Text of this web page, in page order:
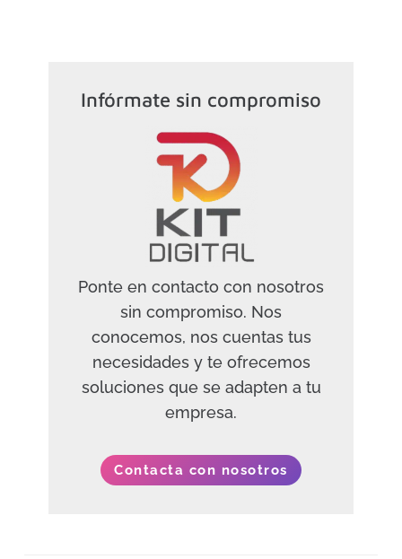
Infórmate sin compromiso
Ponte en contacto con nosotros
sin compromiso. Nos
conocemos, nos cuentas tus
necesidades y te ofrecemos
soluciones que se adapten a tu
empresa.
Contacta con nosotros